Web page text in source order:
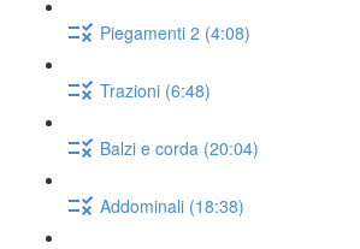
Piegamenti 2 (4:08)
Trazioni (6:48)
Balzi e corda (20:04)
Addominali (18:38)